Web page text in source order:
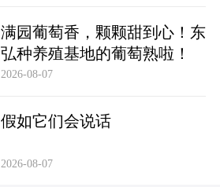
满园葡萄香，颗颗甜到心！东
弘种养殖基地的葡萄熟啦！
2026-08-07
假如它们会说话
2026-08-07